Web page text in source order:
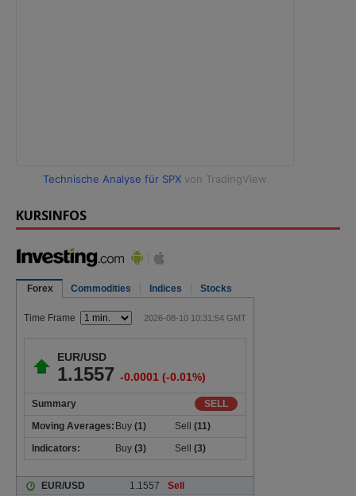
Technische Analyse für SPX von TradingView
KURSINFOS